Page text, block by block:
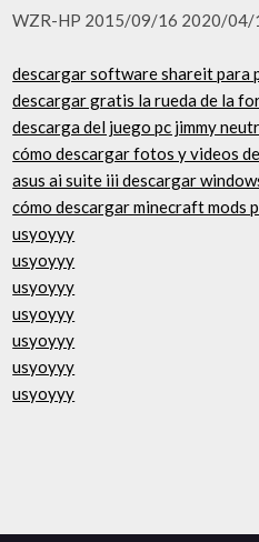
WZR-HP 2015/09/16 2020/04/
descargar software shareit para
descargar gratis la rueda de la
descarga del juego pc jimmy
cómo descargar fotos y videos
asus ai suite iii descargar
cómo descargar minecraft mods
usyoyyy
usyoyyy
usyoyyy
usyoyyy
usyoyyy
usyoyyy
usyoyyy